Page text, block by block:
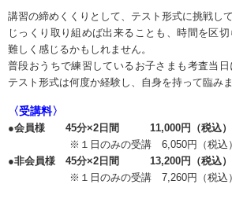
講習の締めくくりとして、テスト形式に挑戦し
じっくり取り組めば出来ることも、時間を区
難しく感じるかもしれません。
普段おうちで練習しているお子さまも考査当日
テスト形式は何度か経験し、自身を持って臨み
〈受講料〉
●会員様 45分×2日間 11,000円（税込）
※１日のみの受講 6,050円（税込）
●非会員様 45分×2日間 13,200円（税込）
※１日のみの受講 7,260円（税込）